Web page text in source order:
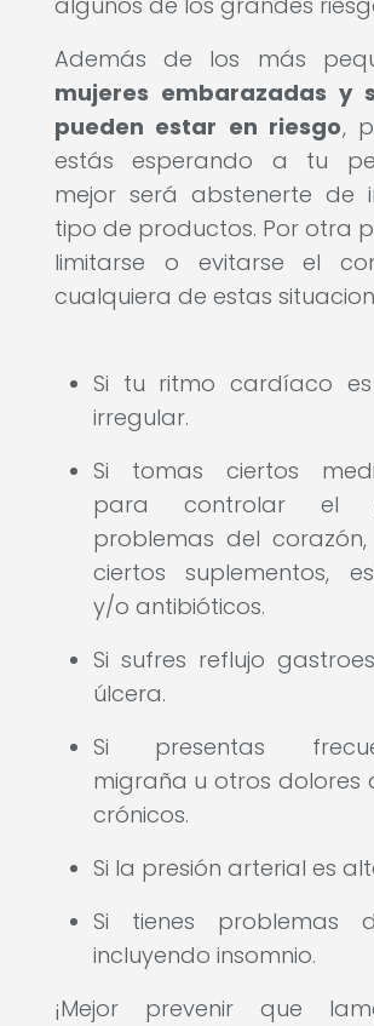
Además de los más
mujeres embarazadas y
pueden estar en riesgo,
estás esperando a tu
mejor será abstenerte de
tipo de productos. Por otra
limitarse o evitarse el
cualquiera de estas
Si tu ritmo cardíaco
irregular.
Si tomas ciertos
para controlar el
problemas del
ciertos suplementos,
y/o antibióticos.
Si sufres reflujo
úlcera.
Si presentas
migraña u otros dolores
crónicos.
Si la presión arterial es
Si tienes problemas
incluyendo insomnio.
¡Mejor prevenir que